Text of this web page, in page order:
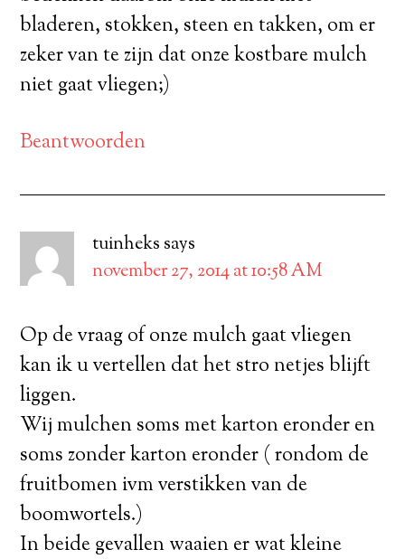
bladeren, stokken, steen en takken, om er
zeker van te zijn dat onze kostbare mulch
niet gaat vliegen;)
Beantwoorden
tuinheks says
november 27, 2014 at 10:58 AM
Op de vraag of onze mulch gaat vliegen
kan ik u vertellen dat het stro netjes blijft
liggen.
Wij mulchen soms met karton eronder en
soms zonder karton eronder ( rondom de
fruitbomen ivm verstikken van de
boomwortels.)
In beide gevallen waaien er wat kleine